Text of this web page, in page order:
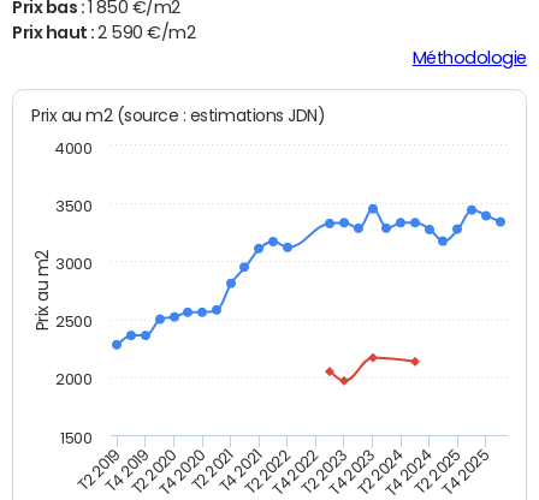
Prix bas : 1 850 €/m2
Prix haut :2 590 €/m2
Méthodologie
Prix au m2
Prix au m2 (source : estimations JDN)
T2 2019T4 2019T2 2020T4 2020T2 2021T4 2021T2 2022T4 2022T2 2023T4 2023T2 2024T4 2024T2 2025T4 2025
1500
2000
2500
3000
3500
4000